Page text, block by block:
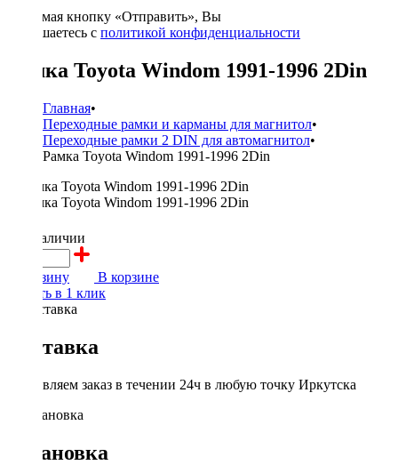
Нажимая кнопку «Отправить», Вы
соглашаетесь с политикой конфиденциальности
Рамка Toyota Windom 1991-1996 2Din
Главная•
Переходные рамки и карманы для магнитол•
Переходные рамки 2 DIN для автомагнитол•
Рамка Toyota Windom 1991-1996 2Din
в наличии
В корзину
В корзине
Купить в 1 клик
Доставка
Доставляем заказ в течении 24ч в любую точку Иркутска
Установка